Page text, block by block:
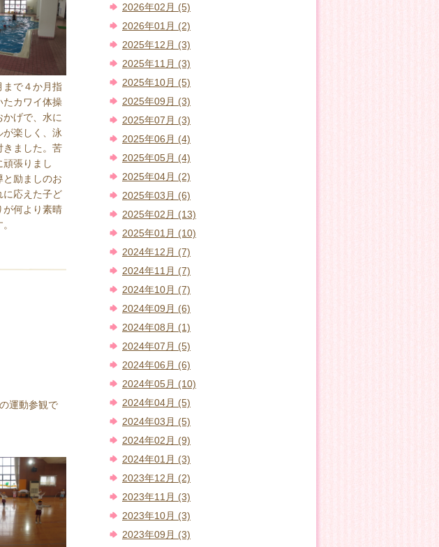
まで４か月指
たカワイ体操
げで、水に
が楽しく、泳
きました。苦
張りまし
と励ましのお
に応えた子ど
が何より素晴
運動参観で
2026年02月 (5)
2026年01月 (2)
2025年12月 (3)
2025年11月 (3)
2025年10月 (5)
2025年09月 (3)
2025年07月 (3)
2025年06月 (4)
2025年05月 (4)
2025年04月 (2)
2025年03月 (6)
2025年02月 (13)
2025年01月 (10)
2024年12月 (7)
2024年11月 (7)
2024年10月 (7)
2024年09月 (6)
2024年08月 (1)
2024年07月 (5)
2024年06月 (6)
2024年05月 (10)
2024年04月 (5)
2024年03月 (5)
2024年02月 (9)
2024年01月 (3)
2023年12月 (2)
2023年11月 (3)
2023年10月 (3)
2023年09月 (3)